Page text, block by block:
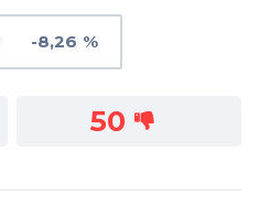
-8,26 %
50